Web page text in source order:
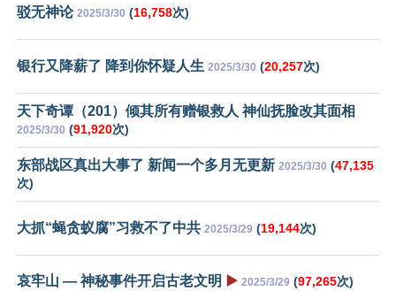
驳无神论 2025/3/30 (16,758次)
银行又降薪了 降到你怀疑人生 2025/3/30 (20,257次)
天下奇谭（201）倾其所有赠银救人 神仙抚脸改其面相
2025/3/30 (91,920次)
东部战区真出大事了 新闻一个多月无更新 2025/3/30 (47,135
次)
大抓“蝇贪蚁腐”习救不了中共 2025/3/29 (19,144次)
哀牢山 — 神秘事件开启古老文明 ▶️ 2025/3/29 (97,265次)